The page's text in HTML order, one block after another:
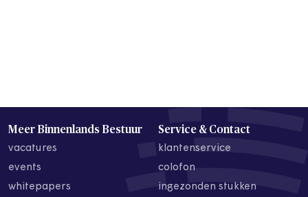
Meer Binnenlands Bestuur
vacatures
events
whitepapers
Service & Contact
klantenservice
colofon
ingezonden stukken